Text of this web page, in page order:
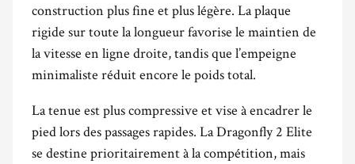
construction plus fine et plus légère. La plaque
rigide sur toute la longueur favorise le maintien de
la vitesse en ligne droite, tandis que l’empeigne
minimaliste réduit encore le poids total.
La tenue est plus compressive et vise à encadrer le
pied lors des passages rapides. La Dragonfly 2 Elite
se destine prioritairement à la compétition, mais